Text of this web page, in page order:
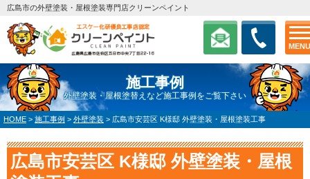
MENU
広島市の外壁塗装・屋根塗装専門店クリーンペイント
施工事例
外壁塗装・屋根塗替えなど施工事例をご覧下さい
HOME > 施工事例 > 外壁塗装 > 広島市安芸区 K様邸 外壁塗装・屋根塗装工事
広島市安芸区 K様邸 外壁塗装・屋根